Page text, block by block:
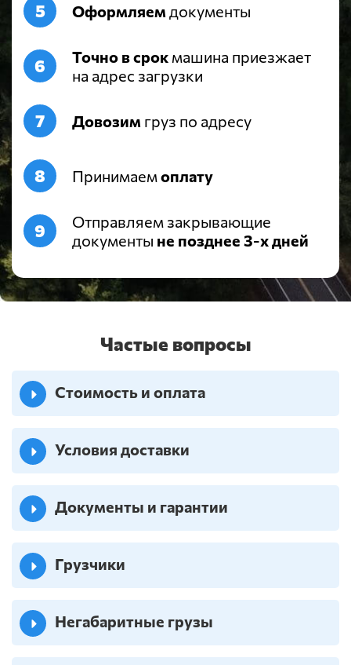
Оформляем документы
Точно в срок машина приезжает
на адрес загрузки
Довозим груз по адресу
Принимаем оплату
Отправляем закрывающие
документы не позднее 3-х дней
Частые вопросы
Стоимость и оплата
Условия доставки
Документы и гарантии
Грузчики
Негабаритные грузы